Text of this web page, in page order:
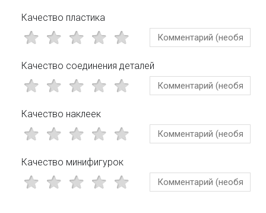
Качество пластика
Качество соединения деталей
Качество наклеек
Качество минифигурок